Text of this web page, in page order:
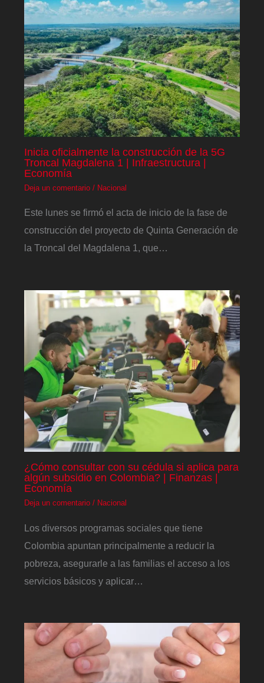
Inicia oficialmente la construcción de la 5G
Troncal Magdalena 1 | Infraestructura |
Economía
Deja un comentario / Nacional
Este lunes se firmó el acta de inicio de la fase de
construcción del proyecto de Quinta Generación de
la Troncal del Magdalena 1, que…
¿Cómo consultar con su cédula si aplica para
algún subsidio en Colombia? | Finanzas |
Economía
Deja un comentario / Nacional
Los diversos programas sociales que tiene
Colombia apuntan principalmente a reducir la
pobreza, asegurarle a las familias el acceso a los
servicios básicos y aplicar…